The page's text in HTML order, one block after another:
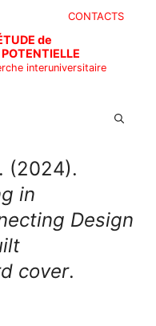
CONTACTS
de
interuniversitaire
(2024).
in
Design
cover.